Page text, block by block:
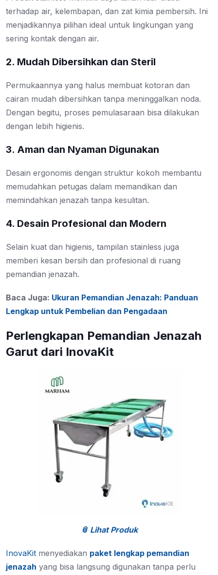
terhadap air, kelembapan, dan zat kimia pembersih. Ini
menjadikannya pilihan ideal untuk lingkungan yang
sering kontak dengan air.
2. Mudah Dibersihkan dan Steril
Permukaannya yang halus membuat kotoran dan
cairan mudah dibersihkan tanpa meninggalkan noda.
Dengan begitu, proses pemulasaraan bisa dilakukan
dengan lebih higienis.
3. Aman dan Nyaman Digunakan
Desain ergonomis dengan struktur kokoh membantu
memudahkan petugas dalam memandikan dan
memindahkan jenazah tanpa kesulitan.
4. Desain Profesional dan Modern
Selain kuat dan higienis, tampilan stainless juga
memberi kesan bersih dan profesional di ruang
pemandian jenazah.
Baca Juga: Ukuran Pemandian Jenazah: Panduan
Lengkap untuk Pembelian dan Pengadaan
Perlengkapan Pemandian Jenazah
Garut dari InovaKit
📎 Lihat Produk
InovaKit menyediakan paket lengkap pemandian
jenazah yang bisa langsung digunakan tanpa perlu